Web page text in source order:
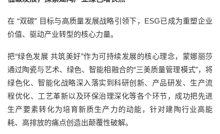
在 “双碳” 目标与高质量发展战略引领下，ESG已成为重塑企业
价值、驱动产业转型的核心力量。
把“绿色发展 共筑美好”作为可持续发展的核心理念，蒙娜丽莎
通过陶瓷与艺术、绿色、智能相融合的“三美质量管理模式”，将
绿色化、智能化战略深入落实到科研创新、产品研发、生产流
程优化、工艺革新以及环保治理深化等各个环节，成功把先进
生产要素转化为培育新质生产力的动能，针对建陶行业高能
耗、高排放的痛点创造出颠覆性破解。